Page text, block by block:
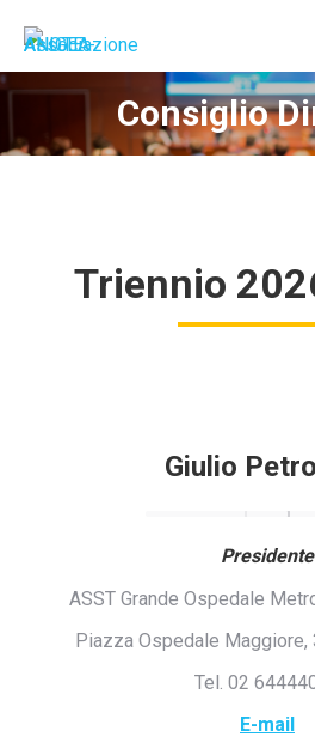
Consiglio
Triennio
Giulio
Presidente
ASST Grande Ospedale
Piazza Ospedale
Tel. 02
E-mail